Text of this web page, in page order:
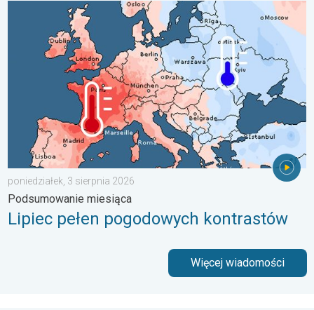
Lipiec pełen pogodowych kontrastów. Podsumowanie
poniedziałek, 3 sierpnia 2026
Podsumowanie miesiąca
Lipiec pełen pogodowych kontrastów
Więcej wiadomości